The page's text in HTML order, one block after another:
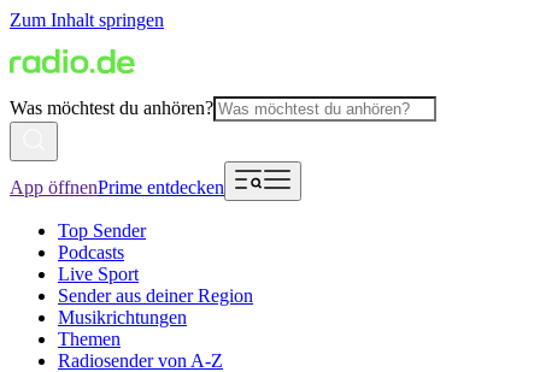
Zum Inhalt springen
Was möchtest du anhören?
App öffnenPrime entdecken
Top Sender
Podcasts
Live Sport
Sender aus deiner Region
Musikrichtungen
Themen
Radiosender von A-Z